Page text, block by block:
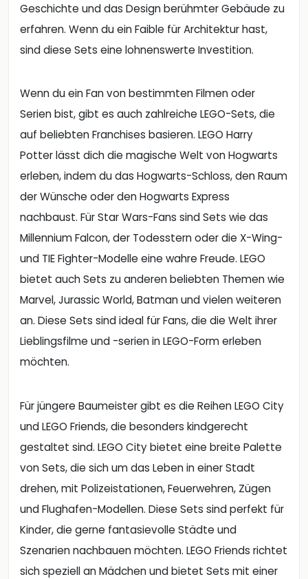
Geschichte und das Design berühmter Gebäude zu
erfahren. Wenn du ein Faible für Architektur hast,
sind diese Sets eine lohnenswerte Investition.
Wenn du ein Fan von bestimmten Filmen oder
Serien bist, gibt es auch zahlreiche LEGO-Sets, die
auf beliebten Franchises basieren. LEGO Harry
Potter lässt dich die magische Welt von Hogwarts
erleben, indem du das Hogwarts-Schloss, den Raum
der Wünsche oder den Hogwarts Express
nachbaust. Für Star Wars-Fans sind Sets wie das
Millennium Falcon, der Todesstern oder die X-Wing-
und TIE Fighter-Modelle eine wahre Freude. LEGO
bietet auch Sets zu anderen beliebten Themen wie
Marvel, Jurassic World, Batman und vielen weiteren
an. Diese Sets sind ideal für Fans, die die Welt ihrer
Lieblingsfilme und -serien in LEGO-Form erleben
möchten.
Für jüngere Baumeister gibt es die Reihen LEGO City
und LEGO Friends, die besonders kindgerecht
gestaltet sind. LEGO City bietet eine breite Palette
von Sets, die sich um das Leben in einer Stadt
drehen, mit Polizeistationen, Feuerwehren, Zügen
und Flughafen-Modellen. Diese Sets sind perfekt für
Kinder, die gerne fantasievolle Städte und
Szenarien nachbauen möchten. LEGO Friends richtet
sich speziell an Mädchen und bietet Sets mit einer